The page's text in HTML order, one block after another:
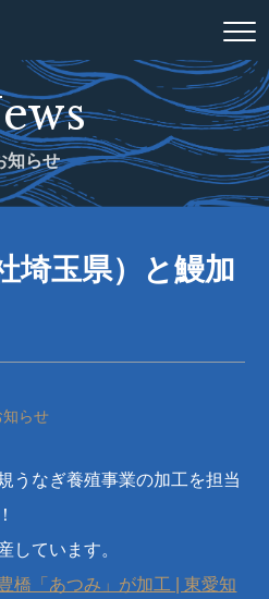
知らせ
埼玉県）と鰻加
知らせ
うなぎ養殖事業の加工を担当
しています。
橋「あつみ」が加工 | 東愛知